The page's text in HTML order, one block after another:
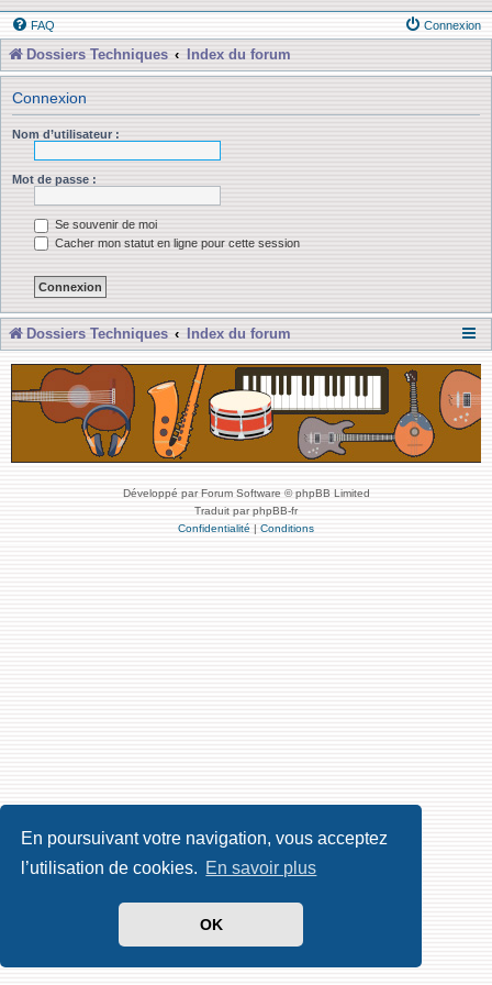
En poursuivant votre navigation, vous acceptez
l’utilisation de cookies. En savoir plus
OK
FAQ Connexion
Dossiers Techniques Index du forum
Connexion
Nom d’utilisateur :
Mot de passe :
Se souvenir de moi
Cacher mon statut en ligne pour cette session
Dossiers Techniques Index du forum
Développé par Forum Software © phpBB Limited
Traduit par phpBB-fr
Confidentialité | Conditions